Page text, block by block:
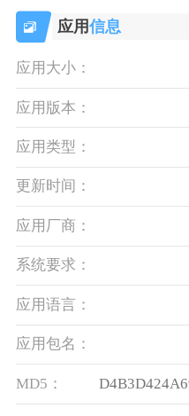
应用信息
应用大小：
应用版本：
应用类型：
更新时间：
应用厂商：
系统要求：
应用语言：
应用包名：
MD5：